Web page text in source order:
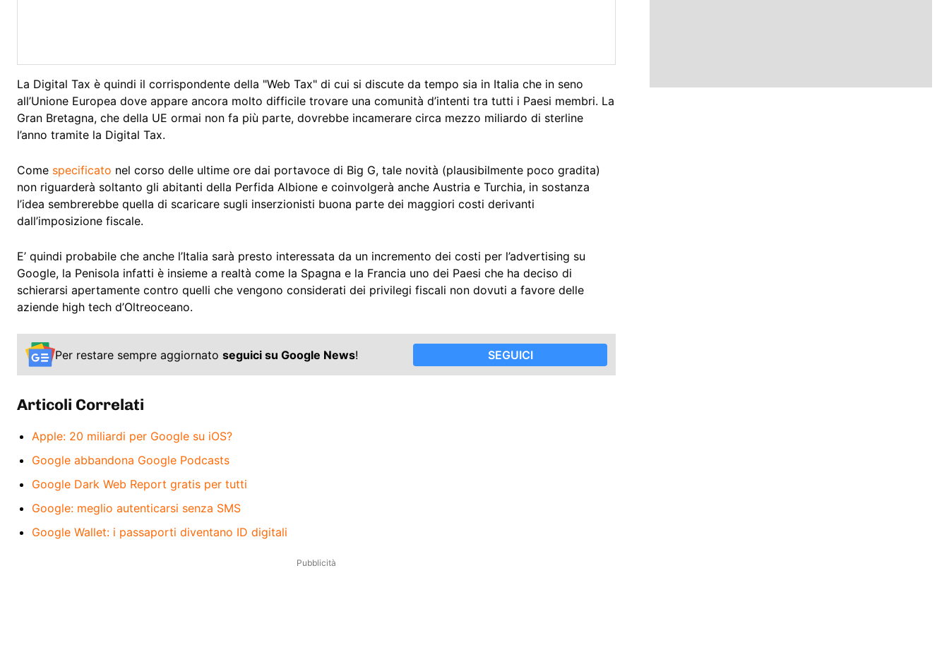
La Digital Tax è quindi il corrispondente della "Web Tax" di cui si discute da tempo sia in Italia che in seno
all’Unione Europea dove appare ancora molto difficile trovare una comunità d’intenti tra tutti i Paesi membri. La
Gran Bretagna, che della UE ormai non fa più parte, dovrebbe incamerare circa mezzo miliardo di sterline
l’anno tramite la Digital Tax.
Come specificato nel corso delle ultime ore dai portavoce di Big G, tale novità (plausibilmente poco gradita)
non riguarderà soltanto gli abitanti della Perfida Albione e coinvolgerà anche Austria e Turchia, in sostanza
l’idea sembrerebbe quella di scaricare sugli inserzionisti buona parte dei maggiori costi derivanti
dall’imposizione fiscale.
E’ quindi probabile che anche l’Italia sarà presto interessata da un incremento dei costi per l’advertising su
Google, la Penisola infatti è insieme a realtà come la Spagna e la Francia uno dei Paesi che ha deciso di
schierarsi apertamente contro quelli che vengono considerati dei privilegi fiscali non dovuti a favore delle
aziende high tech d’Oltreoceano.
Per restare sempre aggiornato seguici su Google News! SEGUICI
Articoli Correlati
Apple: 20 miliardi per Google su iOS?
Google abbandona Google Podcasts
Google Dark Web Report gratis per tutti
Google: meglio autenticarsi senza SMS
Google Wallet: i passaporti diventano ID digitali
Pubblicità